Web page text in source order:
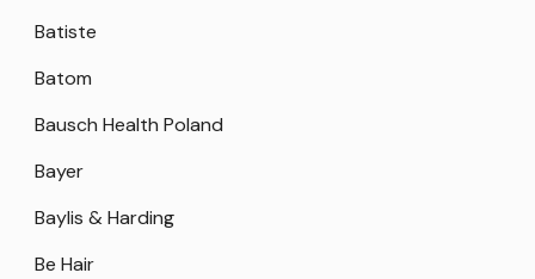
Batiste
Batom
Bausch Health Poland
Bayer
Baylis & Harding
Be Hair